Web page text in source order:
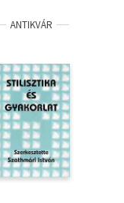
ANTIKVÁR